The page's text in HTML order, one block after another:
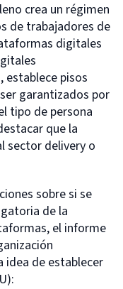
crea un régimen
de trabajadores de
digitales
establece pisos
garantizados por
tipo de persona
que la
sector delivery o
sobre si se
de la
el informe
idea de establecer